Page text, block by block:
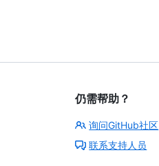
仍需帮助？
询问GitHub社区
联系支持人员